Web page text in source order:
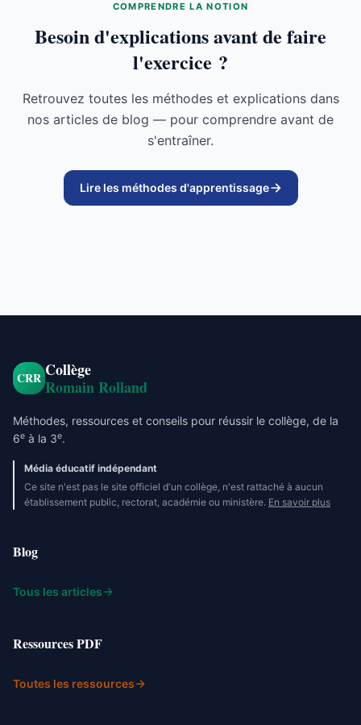
COMPRENDRE LA NOTION
Besoin d'explications avant de faire
l'exercice ?
Retrouvez toutes les méthodes et explications dans
nos articles de blog — pour comprendre avant de
s'entraîner.
Lire les méthodes d'apprentissage
CRR Collège
Romain Rolland
Méthodes, ressources et conseils pour réussir le collège, de la
6e à la 3e.
Média éducatif indépendant
Ce site n'est pas le site officiel d'un collège, n'est rattaché à aucun
établissement public, rectorat, académie ou ministère. En savoir plus
Blog
Tous les articles
Ressources PDF
Toutes les ressources